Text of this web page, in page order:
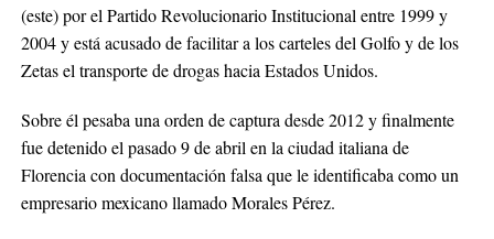
(este) por el Partido Revolucionario Institucional entre 1999 y
2004 y está acusado de facilitar a los carteles del Golfo y de los
Zetas el transporte de drogas hacia Estados Unidos.
Sobre él pesaba una orden de captura desde 2012 y finalmente
fue detenido el pasado 9 de abril en la ciudad italiana de
Florencia con documentación falsa que le identificaba como un
empresario mexicano llamado Morales Pérez.